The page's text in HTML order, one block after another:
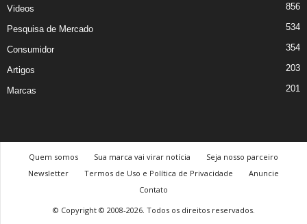
Videos 856
Pesquisa de Mercado 534
Consumidor 354
Artigos 203
Marcas 201
Quem somos Sua marca vai virar notícia
Seja nosso parceiro
Newsletter
Termos de Uso e Política de Privacidade
Anuncie
Contato
© Copyright © 2008-2026. Todos os direitos reservados.